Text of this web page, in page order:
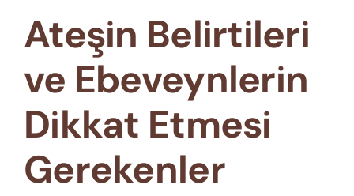
Ateşin Belirtileri
ve Ebeveynlerin
Dikkat Etmesi
Gerekenler